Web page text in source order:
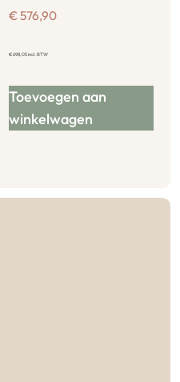
€ 576,90
€698,05incl. BTW
Toevoegen aan
winkelwagen